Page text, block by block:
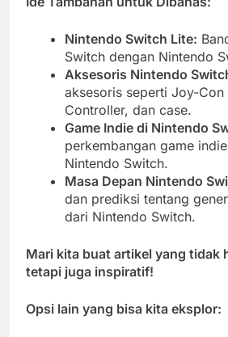
Nintendo Switch Lite:
Switch dengan Nintendo
Aksesoris Nintendo
aksesoris seperti Joy-Con
Controller, dan case.
Game Indie di Nintendo
perkembangan game
Nintendo Switch.
Masa Depan Nintendo
dan prediksi tentang
dari Nintendo Switch.
Mari kita buat artikel yang tidak
tetapi juga inspiratif!
Opsi lain yang bisa kita eksplor: